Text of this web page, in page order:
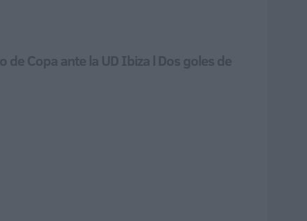
Copa ante la UD Ibiza l Dos goles de